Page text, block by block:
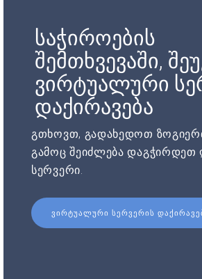
საჭიროების
შემთხვევაში,
ვირტუალური
დაქირავება
გთხოვთ, გადახედოთ
გამოც შეიძლება
სერვერი.
ᲕᲘᲠᲢᲣᲐᲚᲣᲠᲘ ᲡᲔᲠᲕᲔᲠᲘᲡ